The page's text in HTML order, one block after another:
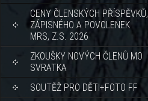
CENY ČLENSKÝCH PŘÍSPĚVKŮ,
ZÁPISNÉHO A POVOLENEK
MRS, Z.S. 2026
ZKOUŠKY NOVÝCH ČLENŮ MO
SVRATKA
SOUTĚŽ PRO DĚTI+FOTO FF